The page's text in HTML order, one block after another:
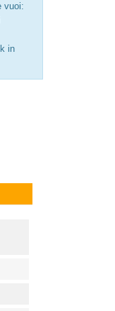
vuoi:
in